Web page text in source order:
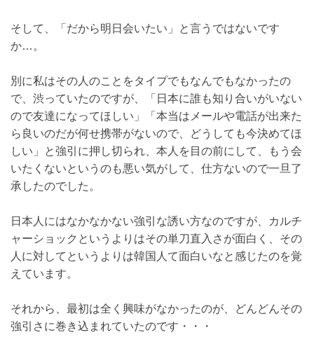
そして、「だから明日会いたい」と言うではないです
か…。
別に私はその人のことをタイプでもなんでもなかったの
で、渋っていたのですが、「日本に誰も知り合いがいな
いので友達になってほしい」「本当はメールや電話が出
来たら良いのだが何せ携帯がないので、どうしても今決
めてほしい」と強引に押し切られ、本人を目の前にし
て、もう会いたくないというのも悪い気がして、仕方な
いので一旦了承したのでした。
日本人にはなかなかない強引な誘い方なのですが、カル
チャーショックというよりはその単刀直入さが面白く、
その人に対してというよりは韓国人て面白いなと感じた
のを覚えています。
それから、最初は全く興味がなかったのが、どんどんそ
の強引さに巻き込まれていたのです・・・